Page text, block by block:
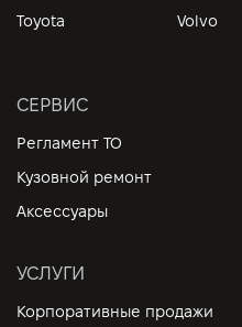
Toyota
Volvo
СЕРВИС
Регламент ТО
Кузовной ремонт
Аксессуары
УСЛУГИ
Корпоративные продажи